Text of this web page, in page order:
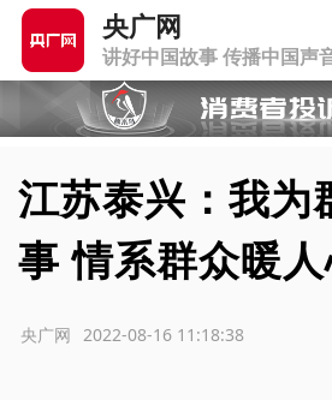
央广网
讲好中国故事 传播中国声
江苏泰兴：我为
事 情系群众暖
2022-08-16 11:18:38
央广网